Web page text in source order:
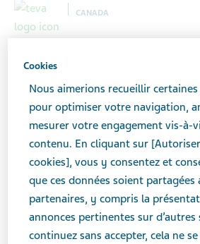
CANADA
Ressources
pharmaceutiques
pour apporter un
aux aidants
Cookies
Nous aimerions recueillir
pour optimiser votre navigation,
mesurer votre engagement vis-à-
contenu. En cliquant sur
cookies], vous y consentez et
que ces données soient partagées
partenaires, y compris la
annonces pertinentes sur d’autres
continuez sans accepter, cela ne